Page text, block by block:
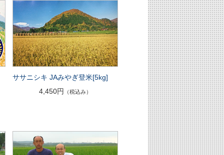
ササニシキ JAみやぎ登米[5kg]
4,450円
（税込み）